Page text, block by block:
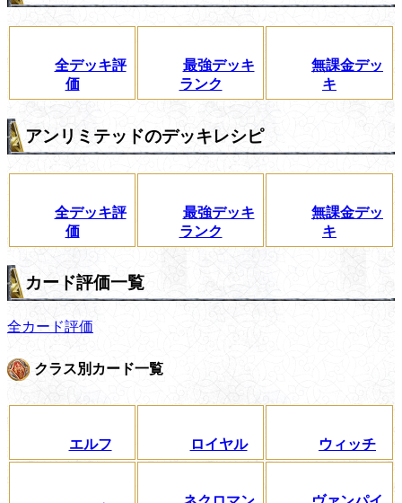
全デッキ評
価
最強デッキ
ランク
無課金デッ
キ
アンリミテッドのデッキレシピ
全デッキ評
価
最強デッキ
ランク
無課金デッ
キ
カード評価一覧
全カード評価
クラス別カード一覧
エルフ ロイヤル ウィッチ